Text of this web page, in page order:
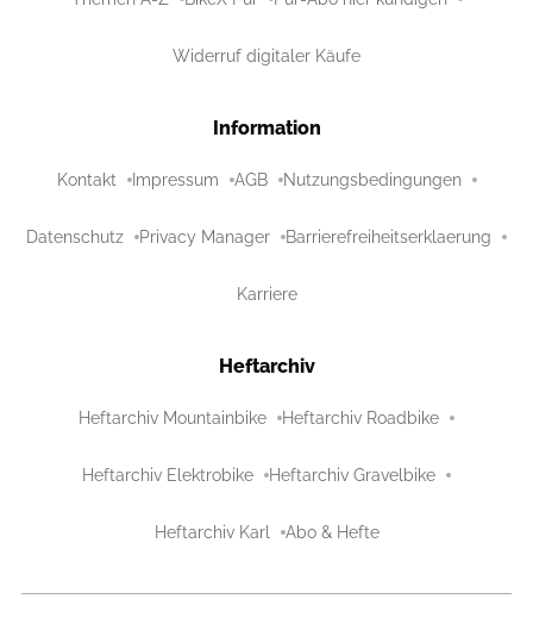
Widerruf digitaler Käufe
Information
Kontakt Impressum AGB Nutzungsbedingungen
Datenschutz Privacy Manager Barrierefreiheitserklaerung
Karriere
Heftarchiv
Heftarchiv Mountainbike Heftarchiv Roadbike
Heftarchiv Elektrobike Heftarchiv Gravelbike
Heftarchiv Karl Abo & Hefte